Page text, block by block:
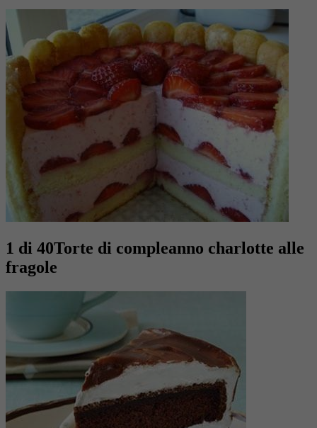
1 di 40Torte di compleanno charlotte alle
fragole